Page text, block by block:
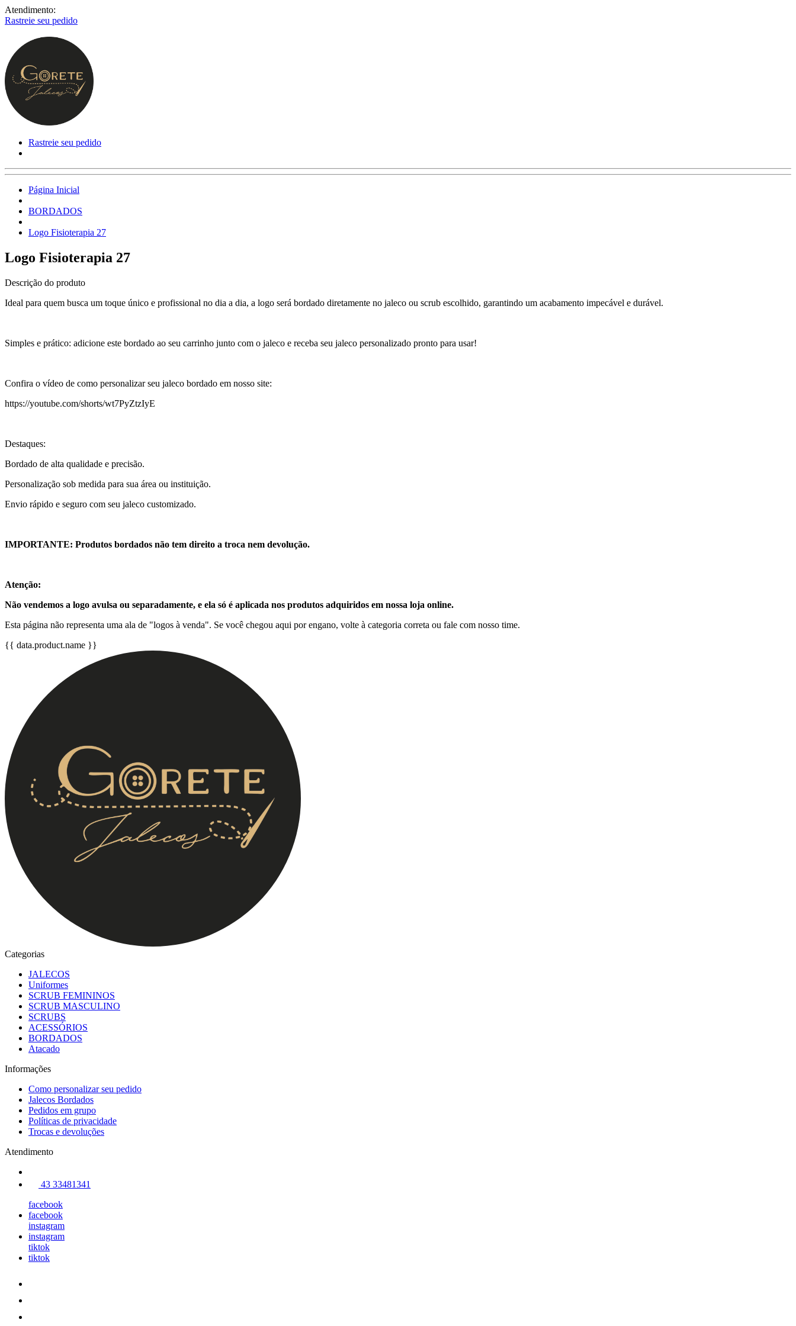
Atendimento:
Rastreie seu pedido
Rastreie seu pedido
Página Inicial
BORDADOS
Logo Fisioterapia 27
Logo Fisioterapia 27
Descrição do produto
Ideal para quem busca um toque único e profissional no dia a dia, a logo será bordado diretamente no jaleco ou scrub escolhido, garantindo um acabamento impecável e durável.
Simples e prático: adicione este bordado ao seu carrinho junto com o jaleco e receba seu jaleco personalizado pronto para usar!
Confira o vídeo de como personalizar seu jaleco bordado em nosso site:
https://youtube.com/shorts/wt7PyZtzIyE
Destaques:
Bordado de alta qualidade e precisão.
Personalização sob medida para sua área ou instituição.
Envio rápido e seguro com seu jaleco customizado.
IMPORTANTE: Produtos bordados não tem direito a troca nem devolução.
Atenção:
Não vendemos a logo avulsa ou separadamente, e ela só é aplicada nos produtos adquiridos em nossa loja online.
Esta página não representa uma ala de "logos à venda". Se você chegou aqui por engano, volte à categoria correta ou fale com nosso time.
{{ data.product.name }}
Categorias
JALECOS
Uniformes
SCRUB FEMININOS
SCRUB MASCULINO
SCRUBS
ACESSÓRIOS
BORDADOS
Atacado
Informações
Como personalizar seu pedido
Jalecos Bordados
Pedidos em grupo
Políticas de privacidade
Trocas e devoluções
Atendimento
43 33481341
facebook
facebook
instagram
instagram
tiktok
tiktok